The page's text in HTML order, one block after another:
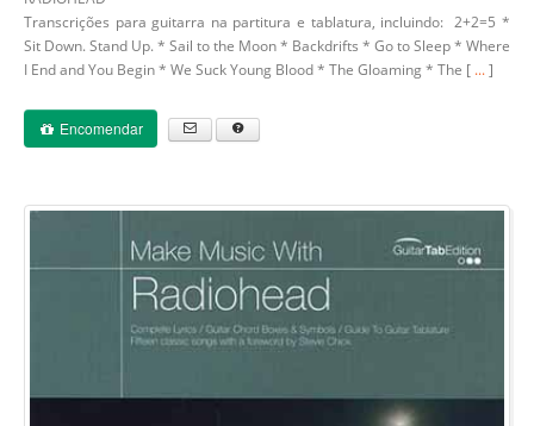
Transcrições para guitarra na partitura e tablatura, incluindo: 2+2=5 *
Sit Down. Stand Up. * Sail to the Moon * Backdrifts * Go to Sleep * Where
I End and You Begin * We Suck Young Blood * The Gloaming * The [ ...]
Encomendar